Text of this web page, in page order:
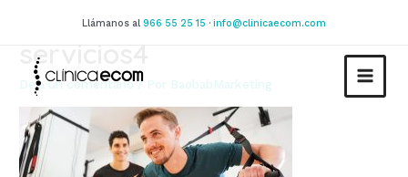
contenido
Llámanos al966 55 25 15 · info@clinicaecom.com
MAIN
servicios4
Deja un comentario / Por BaobabMarketing